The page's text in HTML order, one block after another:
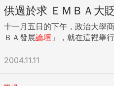
供過於求 ＥＭＢＡ大貶
十一月五日的下午，政治大學
ＢＡ發展論壇 」，就在這裡舉
2004.11.11